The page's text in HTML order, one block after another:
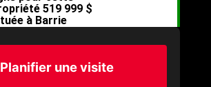
Planifier une visite